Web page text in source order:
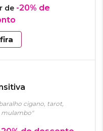
de -20% de
cigano, tarot,
mulambo"